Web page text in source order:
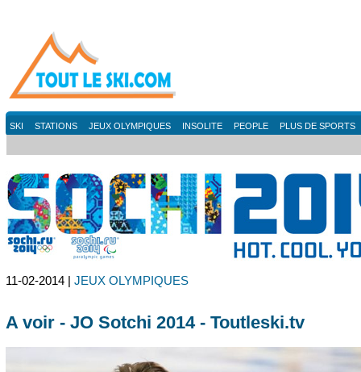
SKI STATIONS JEUX OLYMPIQUES INSOLITE PEOPLE PLUS DE SPORTS
11-02-2014 | JEUX OLYMPIQUES
A voir - JO Sotchi 2014 - Toutleski.tv